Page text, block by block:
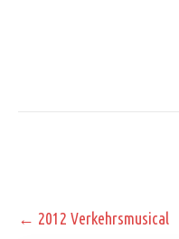
Post
navigation
← 2012 Verkehrsmusical